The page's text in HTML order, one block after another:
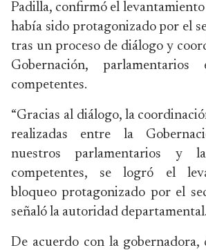
Padilla, confirmó el
había sido protagonizado por el
tras un proceso de diálogo y
Gobernación, parlamentarios
competentes.
“Gracias al diálogo, la
realizadas entre la
nuestros parlamentarios y
competentes, se logró el
bloqueo protagonizado por el
señaló la autoridad departamental.
De acuerdo con la gobernadora,